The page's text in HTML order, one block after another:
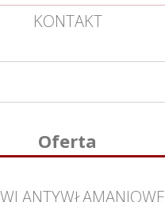
KONTAKT
Oferta
ANTYWŁAMANIOWE